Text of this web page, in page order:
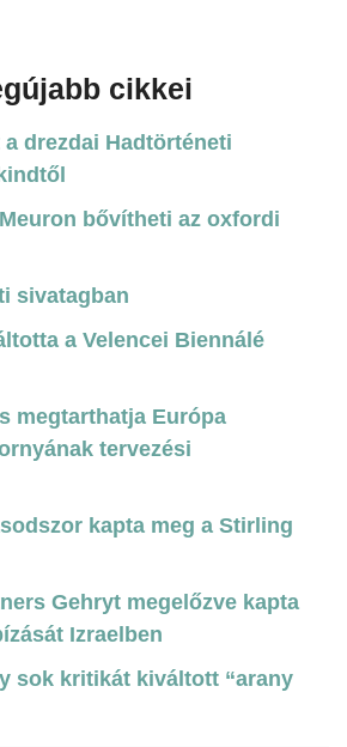
cikkei
drezdai Hadtörténeti
bővítheti az oxfordi
sivatagban
a Velencei Biennálé
megtarthatja Európa
tervezési
kapta meg a Stirling
Gehryt megelőzve kapta
Izraelben
sok kritikát kiváltott “arany